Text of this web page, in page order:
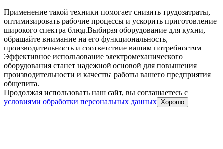
Применение такой техники помогает снизить трудозатраты,
оптимизировать рабочие процессы и ускорить приготовление
широкого спектра блюд.Выбирая оборудование для кухни,
обращайте внимание на его функциональность,
производительность и соответствие вашим потребностям.
Эффективное использование электромеханического
оборудования станет надежной основой для повышения
производительности и качества работы вашего предприятия
общепита.
Продолжая использовать наш сайт, вы соглашаетесь c
условиями обработки персональных данных Хорошо